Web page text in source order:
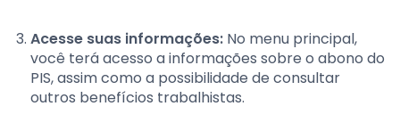
Acesse suas informações: No menu principal,
você terá acesso a informações sobre o abono do
PIS, assim como a possibilidade de consultar
outros benefícios trabalhistas.